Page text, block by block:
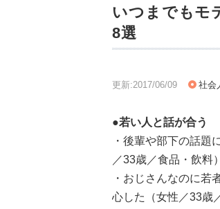
いつまでもモ
8選
更新:2017/06/09 社会
●若い人と話が合う
・後輩や部下の話題
／33歳／食品・飲料）
・おじさんなのに若
心した（女性／33歳